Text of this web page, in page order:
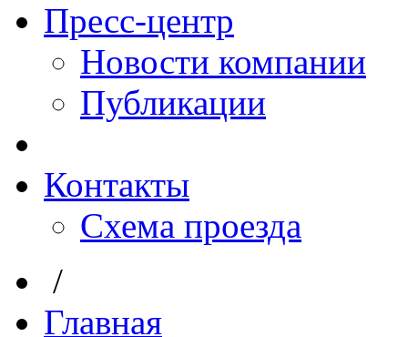
Пресс-центр
Новости компании
Публикации
Контакты
Схема проезда
/
Главная